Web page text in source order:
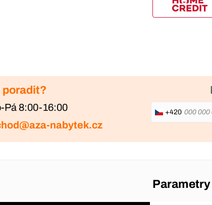
poradit?
Pá 8:00-16:00
nabytek.cz
+420
Parametry